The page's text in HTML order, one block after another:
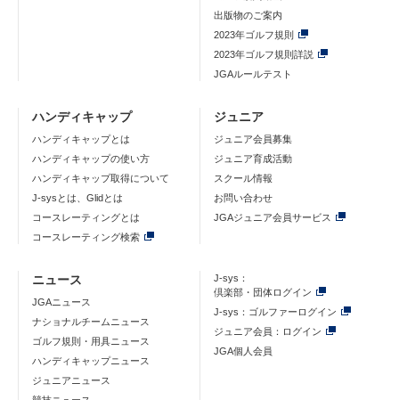
出版物のご案内
2023年ゴルフ規則
2023年ゴルフ規則詳説
JGAルールテスト
ハンディキャップ
ハンディキャップとは
ハンディキャップの使い方
ハンディキャップ取得について
J-sysとは、Glidとは
コースレーティングとは
コースレーティング検索
ジュニア
ジュニア会員募集
ジュニア育成活動
スクール情報
お問い合わせ
JGAジュニア会員サービス
ニュース
JGAニュース
ナショナルチームニュース
ゴルフ規則・用具ニュース
ハンディキャップニュース
ジュニアニュース
J-sys：
倶楽部・団体ログイン
J-sys：ゴルファーログイン
ジュニア会員：ログイン
JGA個人会員